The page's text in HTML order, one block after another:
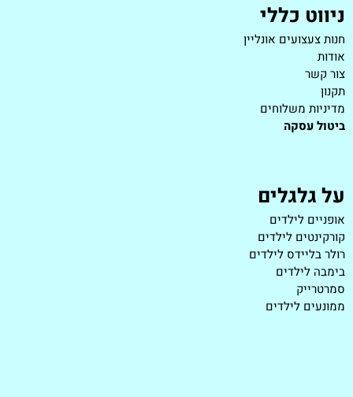
ניווט כללי
חנות צעצועים אונליין
אודות
צור קשר
תקנון
מדיניות משלוחים
ביטול עסקה
על גלגלים
אופניים לילדים
קורקינטים לילדים
רולר בליידס לילדים
בימבה לילדים
סמרטרייק
ממונעים לילדים